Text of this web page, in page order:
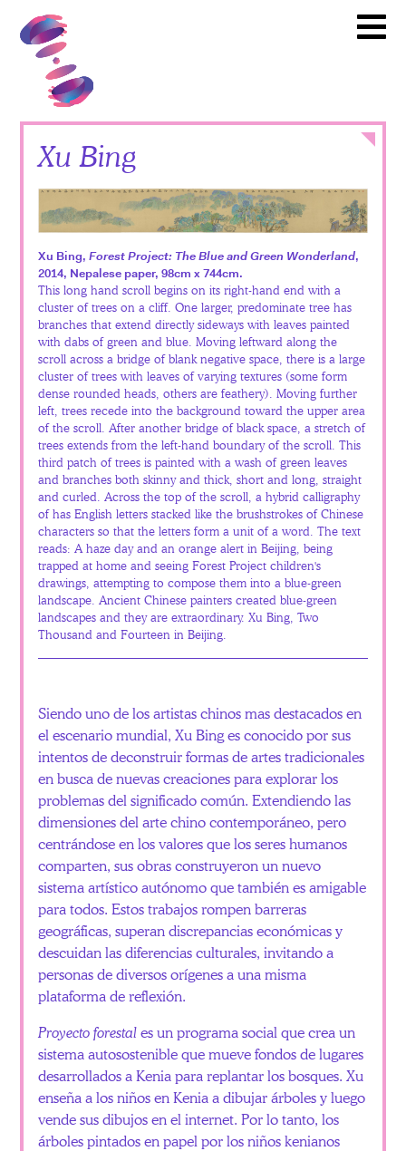
Toward Common Cause
Artistas
Socios
Calendario
Noticias
Itinerario
Recursos
Educativos
Como
Involucrarse
English
Español
Xu Bing
Xu Bing,Forest Project: The Blue and Green Wonderland,
2014, Nepalese paper, 98cm x 744cm.
This long hand scroll begins on its right-hand end with a
cluster of trees on a cliff. One larger, predominate tree has
branches that extend directly sideways with leaves painted
with dabs of green and blue. Moving leftward along the
scroll across a bridge of blank negative space, there is a large
cluster of trees with leaves of varying textures (some form
dense rounded heads, others are feathery). Moving further
left, trees recede into the background toward the upper area
of the scroll. After another bridge of black space, a stretch of
trees extends from the left-hand boundary of the scroll. This
third patch of trees is painted with a wash of green leaves
and branches both skinny and thick, short and long, straight
and curled. Across the top of the scroll, a hybrid calligraphy
of has English letters stacked like the brushstrokes of Chinese
characters so that the letters form a unit of a word. The text
reads: A haze day and an orange alert in Beijing, being
trapped at home and seeing Forest Project children's
drawings, attempting to compose them into a blue-green
landscape. Ancient Chinese painters created blue-green
landscapes and they are extraordinary. Xu Bing, Two
Thousand and Fourteen in Beijing.
Siendo uno de los artistas chinos mas destacados en
el escenario mundial, Xu Bing es conocido por sus
intentos de deconstruir formas de artes tradicionales
en busca de nuevas creaciones para explorar los
problemas del significado común. Extendiendo las
dimensiones del arte chino contemporáneo, pero
centrándose en los valores que los seres humanos
comparten, sus obras construyeron un nuevo
sistema artístico autónomo que también es amigable
para todos. Estos trabajos rompen barreras
geográficas, superan discrepancias económicas y
descuidan las diferencias culturales, invitando a
personas de diversos orígenes a una misma
plataforma de reflexión.
Proyecto forestales un programa social que crea un
sistema autosostenible que mueve fondos de lugares
desarrollados a Kenia para replantar los bosques. Xu
enseña a los niños en Kenia a dibujar árboles y luego
vende sus dibujos en el internet. Por lo tanto, los
árboles pintados en papel por los niños kenianos
Close